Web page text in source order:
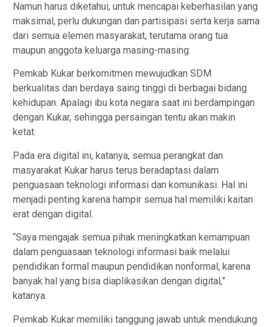
Namun harus diketahui, untuk mencapai keberhasilan yang
maksimal, perlu dukungan dan partisipasi serta kerja sama
dari semua elemen masyarakat, terutama orang tua
maupun anggota keluarga masing-masing.
Pemkab Kukar berkomitmen mewujudkan SDM
berkualitas dan berdaya saing tinggi di berbagai bidang
kehidupan. Apalagi ibu kota negara saat ini berdampingan
dengan Kukar, sehingga persaingan tentu akan makin
ketat.
Pada era digital ini, katanya, semua perangkat dan
masyarakat Kukar harus terus beradaptasi dalam
penguasaan teknologi informasi dan komunikasi. Hal ini
menjadi penting karena hampir semua hal memiliki kaitan
erat dengan digital.
“Saya mengajak semua pihak meningkatkan kemampuan
dalam penguasaan teknologi informasi baik melalui
pendidikan formal maupun pendidikan nonformal, karena
banyak hal yang bisa diaplikasikan dengan digital,”
katanya.
Pemkab Kukar memiliki tanggung jawab untuk mendukung